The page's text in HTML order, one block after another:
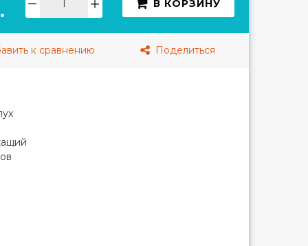
В КОРЗИНУ
к сравнению Поделиться